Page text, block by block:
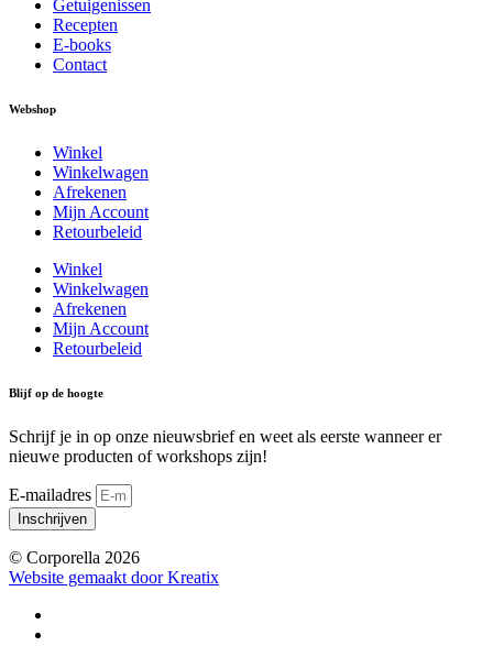
Getuigenissen
Recepten
E-books
Contact
Webshop
Winkel
Winkelwagen
Afrekenen
Mijn Account
Retourbeleid
Winkel
Winkelwagen
Afrekenen
Mijn Account
Retourbeleid
Blijf op de hoogte
Schrijf je in op onze nieuwsbrief en weet als eerste wanneer er
nieuwe producten of workshops zijn!
E-mailadres
Inschrijven
© Corporella 2026
Website gemaakt door Kreatix